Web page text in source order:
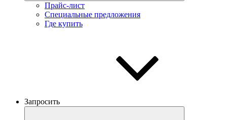
Прайс-лист
Специальные предложения
Где купить
Запросить